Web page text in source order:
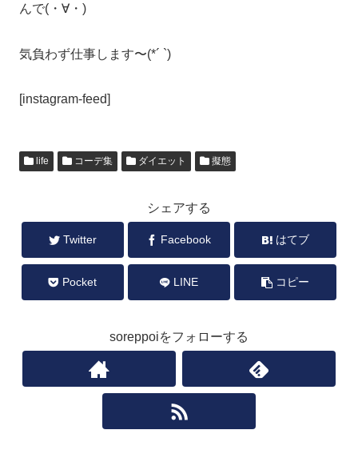
んで(・∀・)
気負わず仕事します〜(*´ `)
[instagram-feed]
life コーデ集 ダイエット 擬態
シェアする
Twitter Facebook はてブ
Pocket LINE コピー
soreppoiをフォローする